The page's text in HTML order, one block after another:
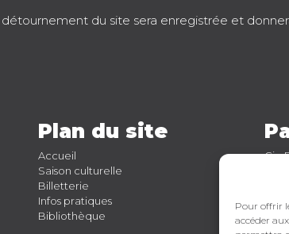
Pour offrir
accéder
du site sera enregistrée et
Plan du site
Accueil
Saison culturelle
Billetterie
Infos pratiques
Bibliothèque
Cie
Les